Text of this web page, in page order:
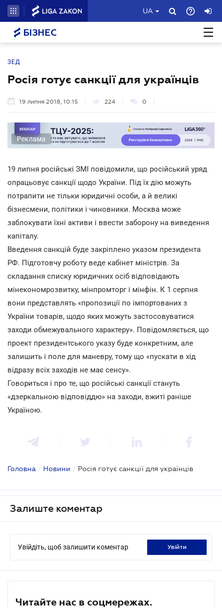
UA
БІЗНЕС
ЗЕД
Росія готує санкції для українців
19 липня 2018, 10:15 224 0
Реклама
19 липня російські ЗМІ повідомили, що російський уряд
опрацьовує санкції щодо України. Під їх дію можуть
потрапити не тільки юридичні особи, а й великі
бізнесмени, політики і чиновники. Москва може
заблокувати їхні активи і ввести заборону на виведення
капіталу.
Введення санкцій буде закріплено указом президента
РФ. Підготовчу роботу веде кабінет міністрів. За
складання списку юридичних осіб відповідають
мінекономрозвитку, мінпромторг і мінфін. К 1 серпня
вони представлять «пропозиції по імпортованих з
України товарів, щодо яких можуть застосовуватися
заходи обмежувального характеру». Повідомляється, що
проект президентського указу буде конкретним, але
залишить і поле для маневру, тому що «пускати в хід
відразу всіх заходів не має сенсу».
Говориться і про те, що російські санкції стануть
«дзеркальною відповіддю» на заходи, вжиті раніше
Україною.
Головна / Новини / Росія готує санкції для українців
Залиште коментар
Увійдіть, щоб залишити коментар увійти
Читайте нас в соцмережах.